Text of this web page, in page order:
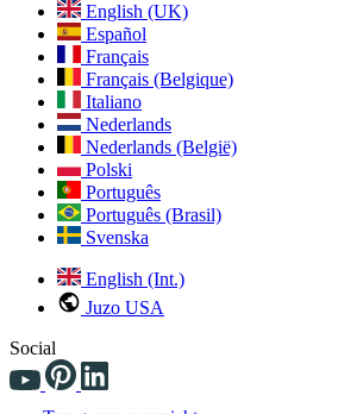
English (UK)
Español
Français
Français (Belgique)
Italiano
Nederlands
Nederlands (België)
Polski
Português
Português (Brasil)
Svenska
English (Int.)
Juzo USA
Social